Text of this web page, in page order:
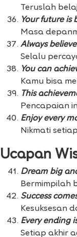
Teruslah
Your future is
Masa
Always
Selalu
You can
Kamu bisa
This
Pencapaian
Enjoy every
Nikmati
Ucapan
Dream big
Bermimpilah
Success
Kesuksesan
Every ending
Setiap akhir